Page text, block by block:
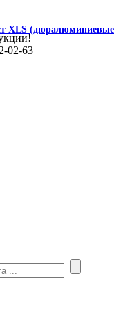
02-63
XLS (дюралюминиевые